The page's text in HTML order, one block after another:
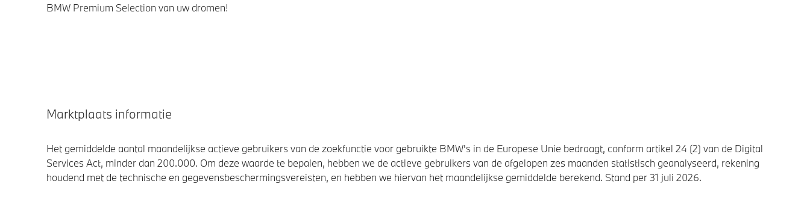
BMW Premium Selection van uw dromen!
Marktplaats informatie
Het gemiddelde aantal maandelijkse actieve gebruikers van de zoekfunctie voor gebruikte BMW's in de Europese Unie bedraagt, conform artikel 24 (2) van de Digital
Services Act, minder dan 200.000. Om deze waarde te bepalen, hebben we de actieve gebruikers van de afgelopen zes maanden statistisch geanalyseerd, rekening
houdend met de technische en gegevensbeschermingsvereisten, en hebben we hiervan het maandelijkse gemiddelde berekend. Stand per 31 juli 2026.